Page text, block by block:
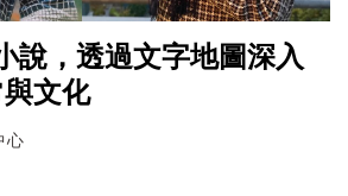
說，透過文字地圖深入
文化
心